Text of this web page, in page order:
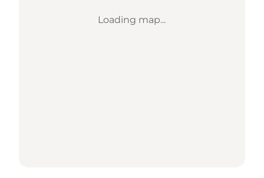
Loading map...